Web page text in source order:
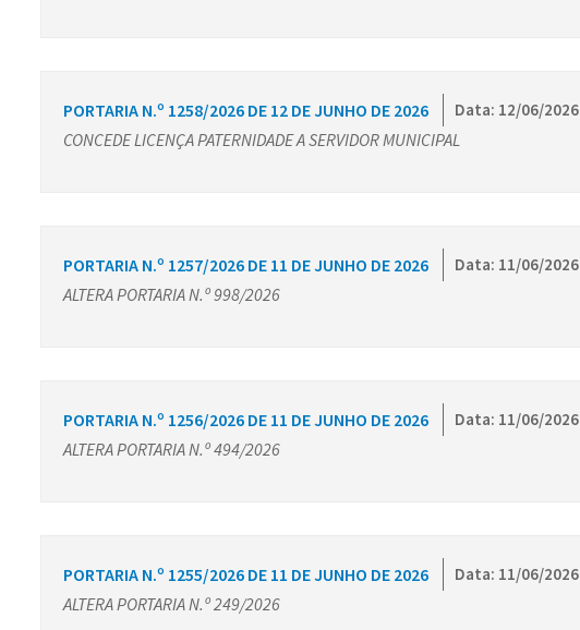
PORTARIA N.º 1258/2026 DE 12 DE JUNHO DE 2026 Data: 12/06/2026
CONCEDE LICENÇA PATERNIDADE A SERVIDOR MUNICIPAL
PORTARIA N.º 1257/2026 DE 11 DE JUNHO DE 2026 Data: 11/06/2026
ALTERA PORTARIA N.º 998/2026
PORTARIA N.º 1256/2026 DE 11 DE JUNHO DE 2026 Data: 11/06/2026
ALTERA PORTARIA N.º 494/2026
PORTARIA N.º 1255/2026 DE 11 DE JUNHO DE 2026 Data: 11/06/2026
ALTERA PORTARIA N.º 249/2026